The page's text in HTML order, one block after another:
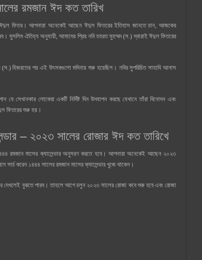
রমজান ঈদ কত তারিখ
ঈদুল ফিতর। আপনারা অনেকেই আছেন ঈদুল ফিতরের ইতিহাস জানতে চান, আজকের
মুসলিম ঐতিহ্য অনুযায়ী, আমাদের প্রিয় নবি হযরত মুহম্মদ (স.) দ্বারাই ঈদুল ফিতরের
হিজরতের পর এই উৎসবগুলো মদিনায় শুরু হয়েছিল। নবির সুপরিচিত সাহাবি আনাস
সেখানকার লোকেরা একটি নির্দিষ্ট দিন উদযাপন করছে যেখানে তাঁরা বিনোদন এবং
ফিতরের শুরু হয়।
– ২০২৩ সালের রোজার ঈদ কত তারিখে
রমজান মাসের ক্যালেন্ডার অনুসরণ করতে হবে। আপনারা অনেকেই আছেন ২০২৩
করেন ১৪৪৪ সালের রমজান মাসের ক্যালেন্ডার খুজে থাকেন।
দেখলেই বুঝতে পারব। তাহলে আগে চলুন ২০২৩ সালের রোজা কবে শুরু হবে এবং রোজা